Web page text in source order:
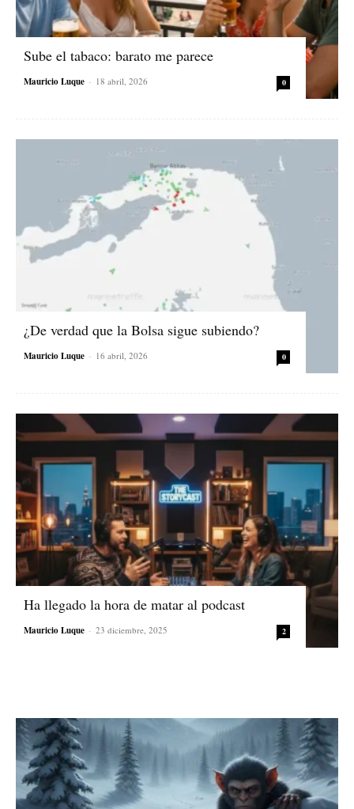
Sube el tabaco: barato me parece
Mauricio Luque - 18 abril, 2026 0
¿De verdad que la Bolsa sigue subiendo?
Mauricio Luque - 16 abril, 2026 0
Ha llegado la hora de matar al podcast
Mauricio Luque - 23 diciembre, 2025 2